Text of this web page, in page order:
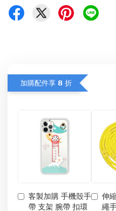
加購配件享 𝟴 折
客製加購 手機殼手
帶 支架 腕帶 扣環
伸
繩